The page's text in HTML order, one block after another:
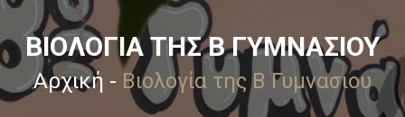
ΒΙΟΛΟΓΊΑ ΤΗΣ B ΓΥΜΝΑΣΙΟΥ
Αρχική - Βιολογία της B Γυμνασιου